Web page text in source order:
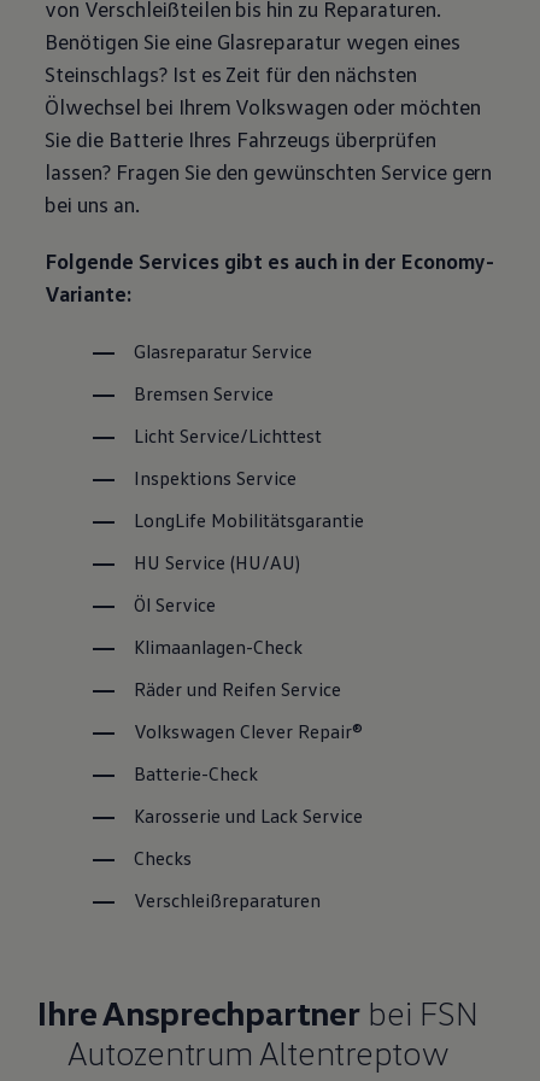
Magazin
Lifestyle
Transport
Familie
Elektromobilität
Volkswagen R
Pannen- und Unfallhilfe
Volkswagen Kundenbetreuung
von Verschleißteilen bis hin zu Reparaturen.
Benötigen Sie eine Glasreparatur wegen eines
Steinschlags? Ist es Zeit für den nächsten
Ölwechsel bei Ihrem Volkswagen oder möchten
Sie die Batterie Ihres Fahrzeugs überprüfen
lassen? Fragen Sie den gewünschten Servicegern
bei uns an.
Folgende Services gibt es auch in der Economy-
Variante:
Glasreparatur Service
Bremsen Service
Licht Service/Lichttest
Inspektions Service
LongLife Mobilitätsgarantie
HU Service (HU/AU)
Öl Service
Klimaanlagen-Check
Räder und Reifen Service
Volkswagen Clever Repair®
Batterie-Check
Karosserie und Lack Service
Checks
Verschleißreparaturen
Ihre Ansprechpartnerbei FSN
Autozentrum Altentreptow